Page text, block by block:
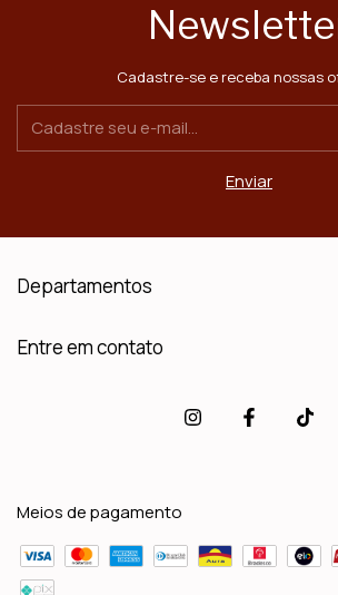
Cadastre-se e receba nossas
Departamentos
Entre em contato
Meios de pagamento